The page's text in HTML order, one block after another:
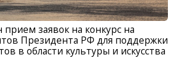
заявок на конкурс на
Президента РФ для поддержки
в области культуры и искусства